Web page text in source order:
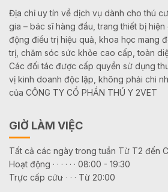
Địa chỉ uy tín về dịch vụ dành cho thú
gia – bác sĩ hàng đầu, trang thiết bị
động điều trị hiệu quả, khoa học mang
trị, chăm sóc sức khỏe cao cấp, toàn
Các đối tác được cấp quyền sử dụng
vị kinh doanh độc lập, không phải chi
của CÔNG TY CỔ PHẦN THÚ Y 2VET
GIỜ LÀM VIỆC
Tất cả các ngày trong tuần Từ T2 đến
Hoạt động · · · · · · 08:00 - 19:30
Trực cấp cứu· · · · Từ 20:00